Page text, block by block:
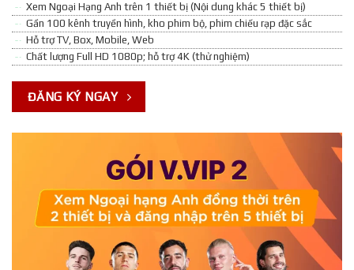
Xem Ngoại Hạng Anh trên 1 thiết bị (Nội dung khác 5 thiết bị)
Gần 100 kênh truyền hình, kho phim bộ, phim chiếu rạp đặc sắc
Hỗ trợ TV, Box, Mobile, Web
Chất lượng Full HD 1080p; hỗ trợ 4K (thử nghiệm)
ĐĂNG KÝ NGAY